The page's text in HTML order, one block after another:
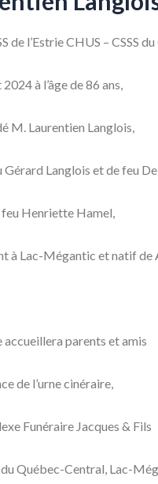
de l’Estrie CHUS – CSSS
à l’âge de 86 ans,
M. Laurentien Langlois,
Gérard Langlois et de feu
feu Henriette Hamel,
à Lac-Mégantic et natif de
accueillera parents et amis
de l’urne cinéraire,
Funéraire Jacques & Fils
Québec-Central, Lac-